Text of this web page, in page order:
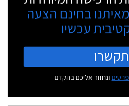
בחינם הצעה
עכשיו
ונחזור אליכם בהקדם